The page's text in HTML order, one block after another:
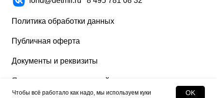
Чтобы всё работало как надо, мы используем куки OK
Ящики для пожертвований
Документы и реквизиты
Публичная оферта
Политика обработки данных